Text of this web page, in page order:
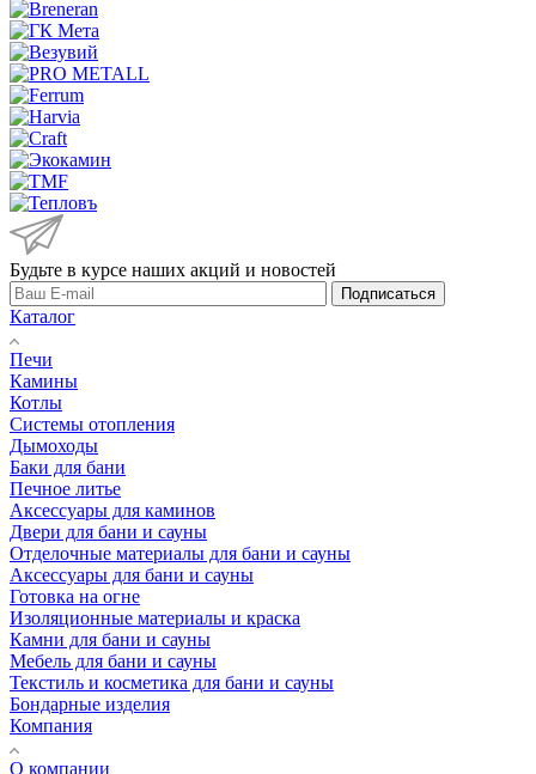
Будьте в курсе наших акций и новостей
Подписаться
Каталог
Печи
Камины
Котлы
Системы отопления
Дымоходы
Баки для бани
Печное литье
Аксессуары для каминов
Двери для бани и сауны
Отделочные материалы для бани и сауны
Аксессуары для бани и сауны
Готовка на огне
Изоляционные материалы и краска
Камни для бани и сауны
Мебель для бани и сауны
Текстиль и косметика для бани и сауны
Бондарные изделия
Компания
О компании